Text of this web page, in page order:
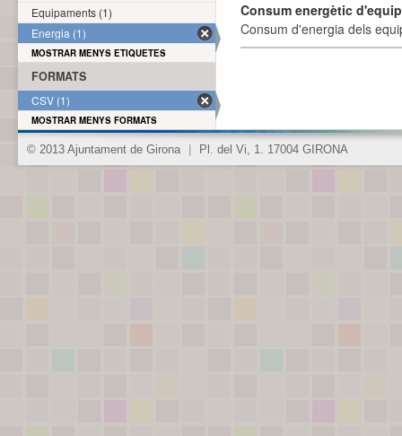
Consum energètic
Consum d'energia dels
Equipaments (1)
Energia (1)
MOSTRAR MENYS ETIQUETES
FORMATS
CSV (1)
MOSTRAR MENYS FORMATS
© 2013 Ajuntament de Girona Pl. del Vi, 1. 17004 GIRONA